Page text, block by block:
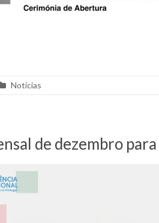
Notícias
de dezembro